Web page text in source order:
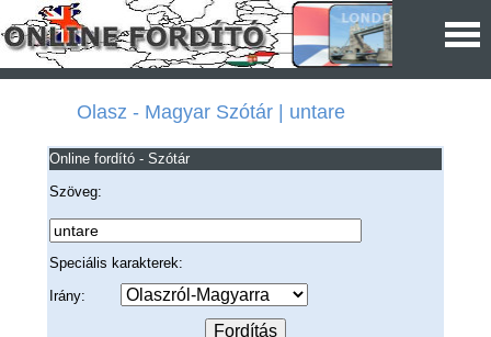
Olasz - Magyar Szótár | untare
Online fordító - Szótár
Szöveg:
Speciális karakterek:
Irány: